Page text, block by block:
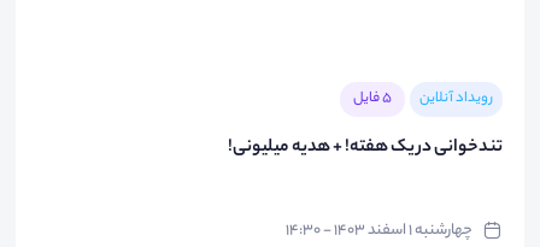
رویداد آنلاین 5 فایل
تندخوانی در یک هفته! + هدیه میلیونی!
چهارشنبه ۱ اسفند ۱۴۰۳ - ۱۴:۳۰